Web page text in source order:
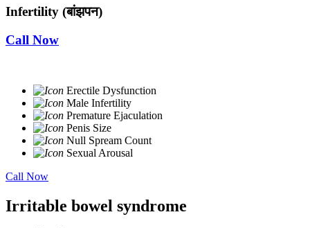
Infertility (बांझपन)
Call Now
Erectile Dysfunction
Male Infertility
Premature Ejaculation
Penis Size
Null Spream Count
Sexual Arousal
Call Now
Irritable bowel syndrome